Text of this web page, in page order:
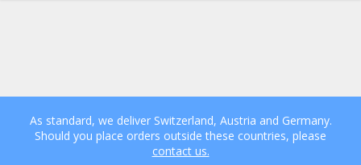
As standard, we deliver Switzerland, Austria and Germany.
Should you place orders outside these countries, please
contact us.